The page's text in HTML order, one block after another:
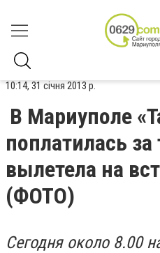
10:14, 31 січня 2013 р.
В Мариуполе
поплатилась за
вылетела на
(ФОТО)
Сегодня около 8.00